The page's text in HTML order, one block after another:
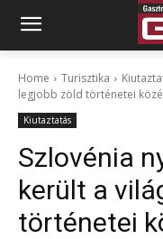
Home Turisztika
legjobb zöld történetei közé
Kiutaztatás
Szlovénia
került a
történetei